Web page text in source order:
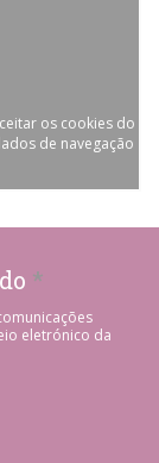
os cookies do
de navegação
*
eletrónico da